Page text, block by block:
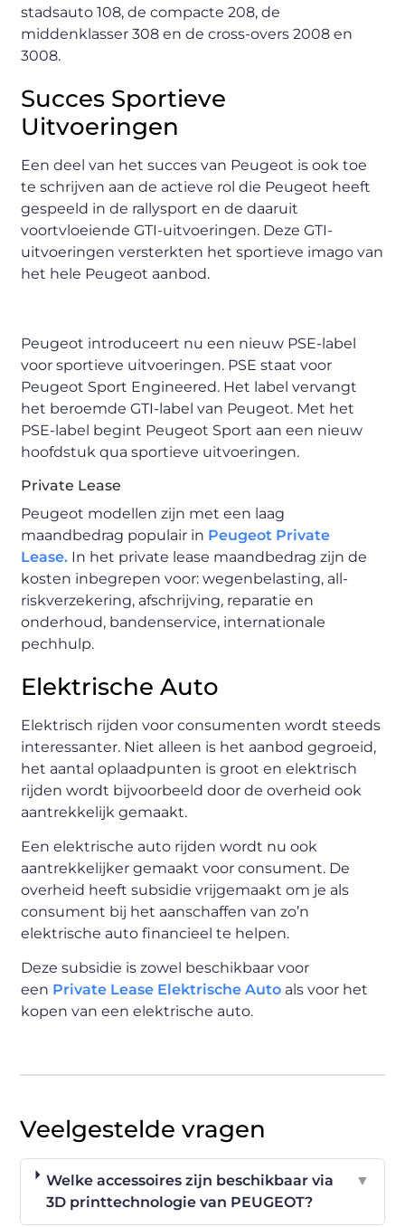
stadsauto 108, de compacte 208, de
middenklasser 308 en de cross-overs 2008 en
3008.
Succes Sportieve
Uitvoeringen
Een deel van het succes van Peugeot is ook toe
te schrijven aan de actieve rol die Peugeot heeft
gespeeld in de rallysport en de daaruit
voortvloeiende GTI-uitvoeringen. Deze GTI-
uitvoeringen versterkten het sportieve imago van
het hele Peugeot aanbod.
Peugeot introduceert nu een nieuw PSE-label
voor sportieve uitvoeringen. PSE staat voor
Peugeot Sport Engineered. Het label vervangt
het beroemde GTI-label van Peugeot. Met het
PSE-label begint Peugeot Sport aan een nieuw
hoofdstuk qua sportieve uitvoeringen.
Private Lease
Peugeot modellen zijn met een laag
maandbedrag populair in Peugeot Private
Lease. In het private lease maandbedrag zijn de
kosten inbegrepen voor: wegenbelasting, all-
riskverzekering, afschrijving, reparatie en
onderhoud, bandenservice, internationale
pechhulp.
Elektrische Auto
Elektrisch rijden voor consumenten wordt steeds
interessanter. Niet alleen is het aanbod gegroeid,
het aantal oplaadpunten is groot en elektrisch
rijden wordt bijvoorbeeld door de overheid ook
aantrekkelijk gemaakt.
Een elektrische auto rijden wordt nu ook
aantrekkelijker gemaakt voor consument. De
overheid heeft subsidie vrijgemaakt om je als
consument bij het aanschaffen van zo’n
elektrische auto financieel te helpen.
Deze subsidie is zowel beschikbaar voor
een Private Lease Elektrische Auto als voor het
kopen van een elektrische auto.
Veelgestelde vragen
Welke accessoires zijn beschikbaar via
3D printtechnologie van PEUGEOT?
▼